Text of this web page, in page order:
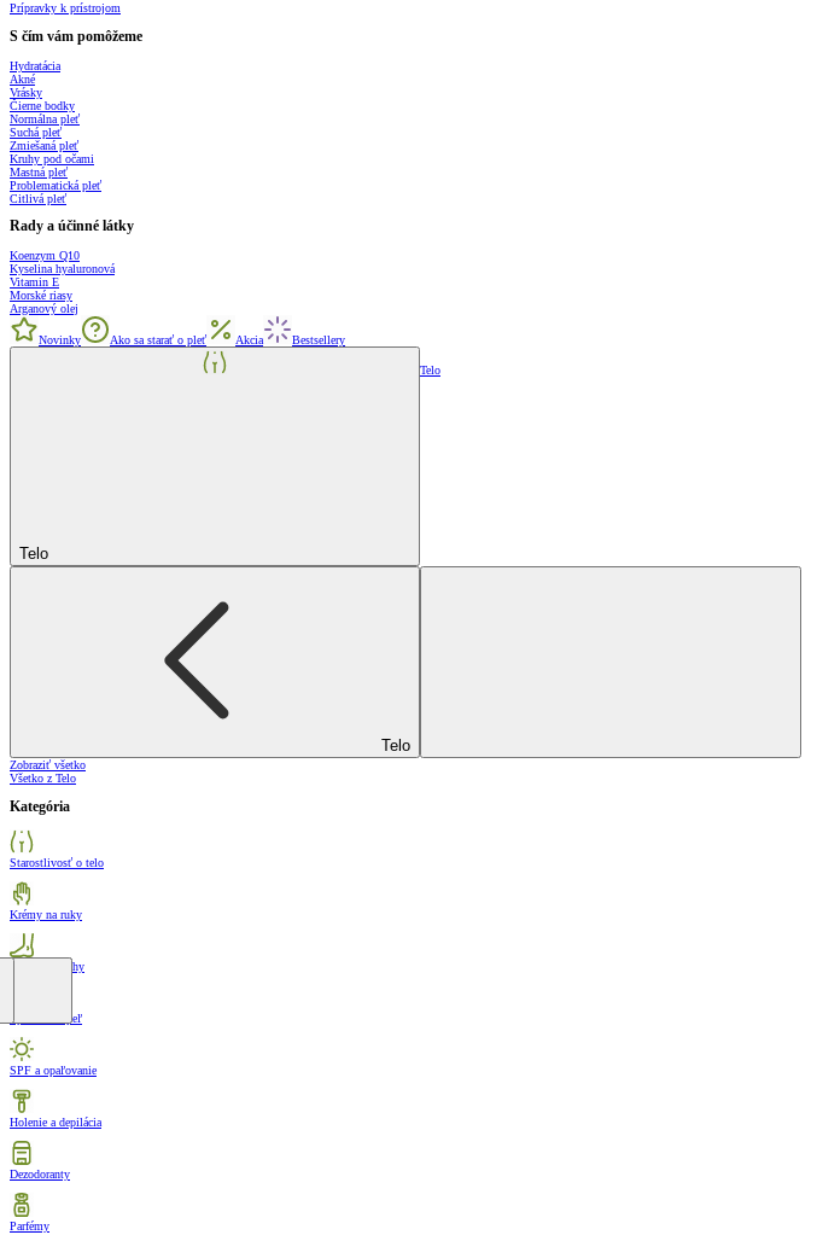
Prípravky k prístrojom
S čím vám pomôžeme
Hydratácia
Akné
Vrásky
Čierne bodky
Normálna pleť
Suchá pleť
Zmiešaná pleť
Kruhy pod očami
Mastná pleť
Problematická pleť
Citlivá pleť
Rady a účinné látky
Koenzym Q10
Kyselina hyaluronová
Vitamin E
Morské riasy
Arganový olej
Novinky Ako sa starať o pleť Akcia Bestsellery
Telo
Telo
Telo
Zobraziť všetko
Všetko z Telo
Kategória
Starostlivosť o telo
Krémy na ruky
Krémy na nohy
Sprcha a kúpeľ
SPF a opaľovanie
Holenie a depilácia
Dezodoranty
Parfémy